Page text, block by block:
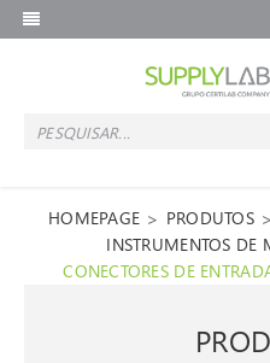
HOMEPAGE > PRODUTOS >
INSTRUMENTOS
CONECTORES DE